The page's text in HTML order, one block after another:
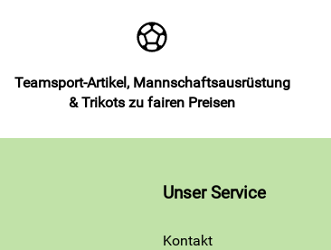
Teamsport-Artikel, Mannschaftsausrüstung
& Trikots zu fairen Preisen
Unser Service
Kontakt